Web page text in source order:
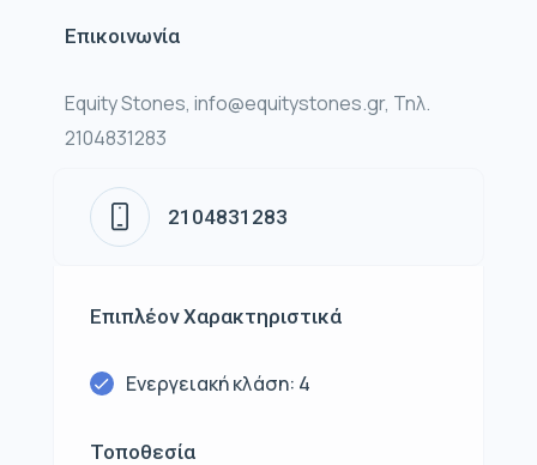
Επικοινωνία
Equity Stones, info@equitystones.gr, Τηλ.
2104831283
2104831283
Επιπλέον Χαρακτηριστικά
Ενεργειακή κλάση: 4
Τοποθεσία